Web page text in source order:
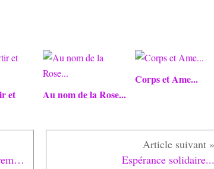
et
Au nom de la Rose...
Corps et Ame...
Regarder devant, Regarder autrement... Espérance solidaire...